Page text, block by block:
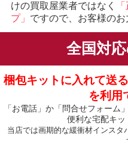
けの買取屋業者ではなく
プ」 ですので、お客様のお
全国対
梱包キットに入れて送
を利用
「お電話」か「問合せフォーム
便利な宅配キッ
当店では画期的な緩衝材インスタ